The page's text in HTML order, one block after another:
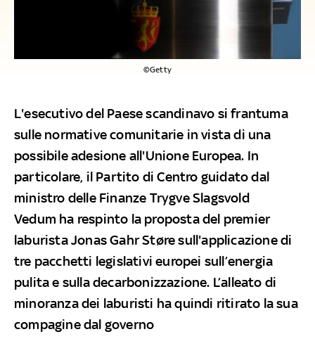
©Getty
L'esecutivo del Paese scandinavo si frantuma
sulle normative comunitarie in vista di una
possibile adesione all'Unione Europea. In
particolare, il Partito di Centro guidato dal
ministro delle Finanze Trygve Slagsvold
Vedum ha respinto la proposta del premier
laburista Jonas Gahr Støre sull'applicazione di
tre pacchetti legislativi europei sull’energia
pulita e sulla decarbonizzazione. L’alleato di
minoranza dei laburisti ha quindi ritirato la sua
compagine dal governo